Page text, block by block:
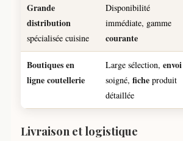
Grande
distribution
spécialisée cuisine
Disponibilité
immédiate, gamme
courante
Boutiques en
ligne coutellerie
Large sélection, envoi
soigné, fiche produit
détaillée
Livraison et logistique